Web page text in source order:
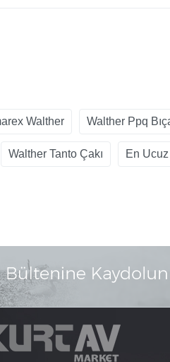
Walther Walther Ppq
Walther Tanto Çakı En